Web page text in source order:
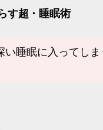
す超・睡眠術
睡眠に入ってし